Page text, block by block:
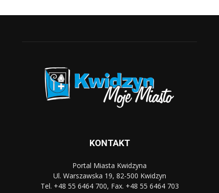
KONTAKT
Portal Miasta Kwidzyna
Ul. Warszawska 19, 82-500 Kwidzyn
Tel. +48 55 6464 700, Fax. +48 55 6464 703